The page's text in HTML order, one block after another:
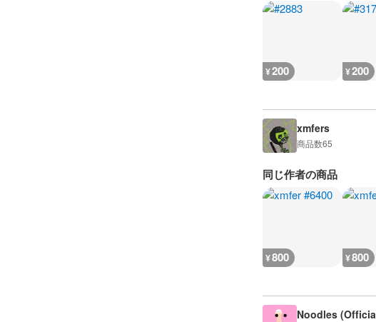
¥200 ¥200
xmfers
商品数65
同じ作者の商品
¥800 ¥800
Noodles